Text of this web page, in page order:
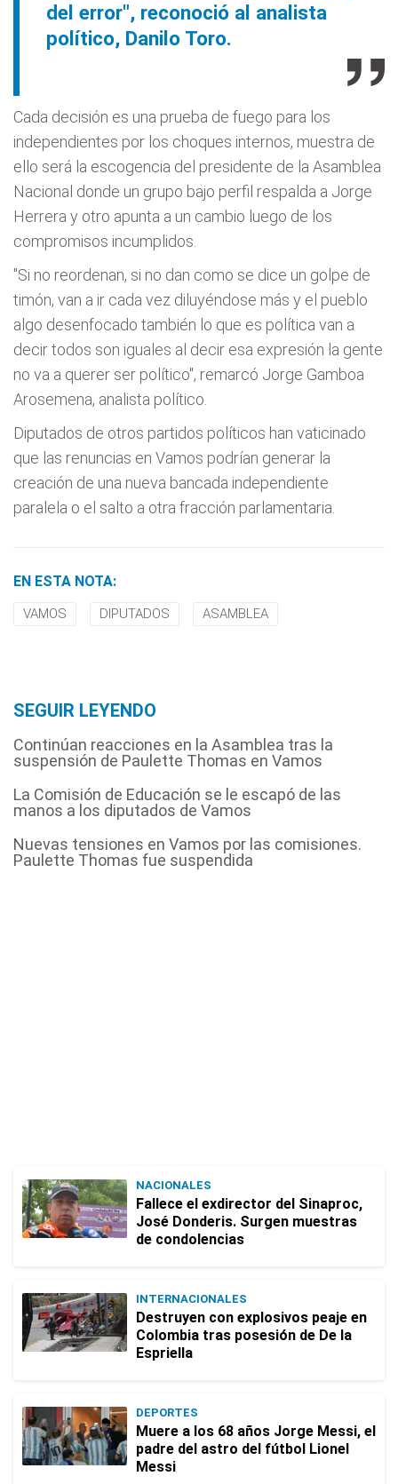
del error", reconoció al analista
político, Danilo Toro.
Cada decisión es una prueba de fuego para los
independientes por los choques internos, muestra de
ello será la escogencia del presidente de la Asamblea
Nacional donde un grupo bajo perfil respalda a Jorge
Herrera y otro apunta a un cambio luego de los
compromisos incumplidos.
"Si no reordenan, si no dan como se dice un golpe de
timón, van a ir cada vez diluyéndose más y el pueblo
algo desenfocado también lo que es política van a
decir todos son iguales al decir esa expresión la gente
no va a querer ser político", remarcó Jorge Gamboa
Arosemena, analista político.
Diputados de otros partidos políticos han vaticinado
que las renuncias en Vamos podrían generar la
creación de una nueva bancada independiente
paralela o el salto a otra fracción parlamentaria.
EN ESTA NOTA:
VAMOS DIPUTADOS ASAMBLEA
SEGUIR LEYENDO
Continúan reacciones en la Asamblea tras la
suspensión de Paulette Thomas en Vamos
La Comisión de Educación se le escapó de las
manos a los diputados de Vamos
Nuevas tensiones en Vamos por las comisiones.
Paulette Thomas fue suspendida
NACIONALES
Fallece el exdirector del Sinaproc,
José Donderis. Surgen muestras
de condolencias
INTERNACIONALES
Destruyen con explosivos peaje en
Colombia tras posesión de De la
Espriella
DEPORTES
Muere a los 68 años Jorge Messi, el
padre del astro del fútbol Lionel
Messi